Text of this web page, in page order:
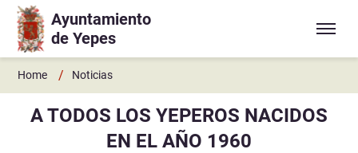
Ir a contenido principal
Ayuntamiento
de Yepes
Home / Noticias
A TODOS LOS YEPEROS NACIDOS
EN EL AÑO 1960